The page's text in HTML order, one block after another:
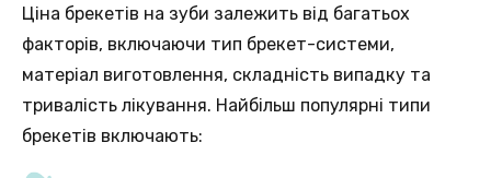
Ціна брекетів на зуби залежить від багатьох
факторів, включаючи тип брекет-системи,
матеріал виготовлення, складність випадку та
тривалість лікування. Найбільш популярні типи
брекетів включають: